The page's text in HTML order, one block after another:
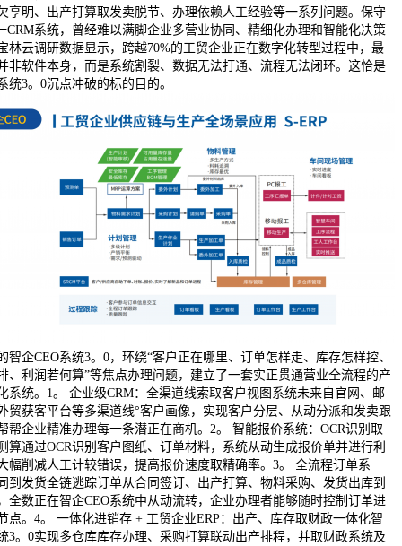
亨明、出产打算取发卖脱节、办理依赖人工经验等一系列问题。保守
CRM系统，曾经难以满脚企业多营业协同、精细化办理和智能化决策
林云调研数据显示，跨越70%的工贸企业正在数字化转型过程中，最
非软件本身，而是系统割裂、数据无法打通、流程无法闭环。这恰是
统3。0沉点冲破的标的目的。
智企CEO系统3。0，环绕“客户正在哪里、订单怎样走、库存怎样控、
、利润若何算”等焦点办理问题，建立了一套实正贯通营业全流程的产
系统。1。 企业级CRM：全渠道线索取客户视图系统未来自官网、邮
贸获客平台等多渠道线°客户画像，实现客户分层、从动分派和发卖跟
帮企业精准办理每一条潜正在商机。2。 智能报价系统：OCR识别取
算通过OCR识别客户图纸、订单材料，系统从动生成报价单并进行利
幅削减人工计较错误，提高报价速度取精确率。3。 全流程订单系
到发货全链逃踪订单从合同签订、出产打算、物料采购、发货出库到
全数正在智企CEO系统中从动流转，企业办理者能够随时控制订单进
点。4。 一体化进销存 + 工贸企业ERP：出产、库存取财政一体化智
3。0实现多仓库库存办理、采购打算联动出产排程，并取财政系统及